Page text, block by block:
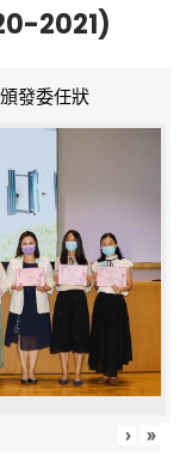
2021)
發委任狀
› »